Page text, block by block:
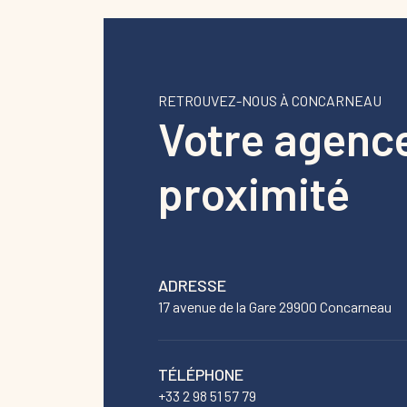
Votre
proximité
RETROUVEZ-NOUS À CONCARNEAU
ADRESSE
17 avenue de la Gare 29900 Concarneau
TÉLÉPHONE
+33 2 98 51 57 79